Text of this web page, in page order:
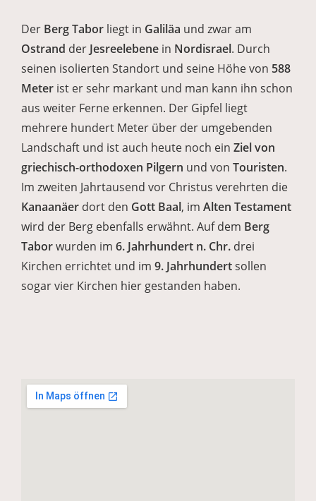
Der Berg Tabor liegt in Galiläa und zwar am
Ostrand der Jesreelebene in Nordisrael. Durch
seinen isolierten Standort und seine Höhe von 588
Meter ist er sehr markant und man kann ihn schon
aus weiter Ferne erkennen. Der Gipfel liegt
mehrere hundert Meter über der umgebenden
Landschaft und ist auch heute noch ein Ziel von
griechisch-orthodoxen Pilgern und von Touristen.
Im zweiten Jahrtausend vor Christus verehrten die
Kanaanäer dort den Gott Baal, im Alten Testament
wird der Berg ebenfalls erwähnt. Auf dem Berg
Taborwurden im 6. Jahrhundert n. Chr. drei
Kirchen errichtet und im 9. Jahrhundertsollen
sogar vier Kirchen hier gestanden haben.